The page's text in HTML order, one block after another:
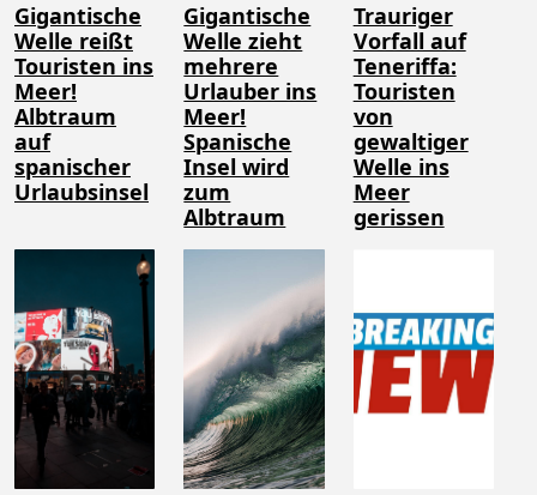
Gigantische
Welle reißt
Touristen ins
Meer!
Albtraum
auf
spanischer
Urlaubsinsel
Gigantische
Welle zieht
mehrere
Urlauber ins
Meer!
Spanische
Insel wird
zum
Albtraum
Trauriger
Vorfall auf
Teneriffa:
Touristen
von
gewaltiger
Welle ins
Meer
gerissen